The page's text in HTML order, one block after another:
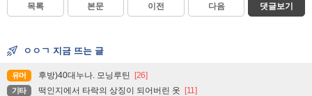
목록 본문 이전 다음 댓글보기
ㅇㅇㄱ 지금 뜨는 글
유머 후방)40대누나. 모닝루틴 [26]
기타 떡인지에서 타락의 상징이 되어버린 옷 [11]